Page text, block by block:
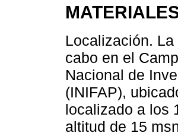
Localización.
cabo en el
Nacional de
(INIFAP),
localizado a los
altitud de 15